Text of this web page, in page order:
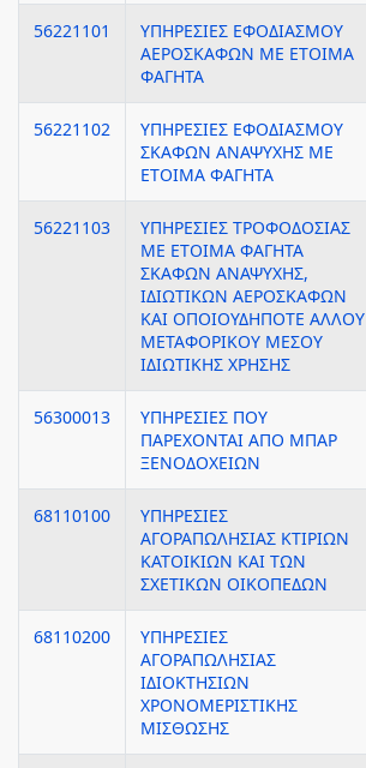
56221101
ΥΠΗΡΕΣΙΕΣ ΕΦΟΔΙΑΣΜΟΥ
ΑΕΡΟΣΚΑΦΩΝ ΜΕ ΕΤΟΙΜΑ
ΦΑΓΗΤΑ
56221102
ΥΠΗΡΕΣΙΕΣ ΕΦΟΔΙΑΣΜΟΥ
ΣΚΑΦΩΝ ΑΝΑΨΥΧΗΣ ΜΕ
ΕΤΟΙΜΑ ΦΑΓΗΤΑ
56221103
ΥΠΗΡΕΣΙΕΣ ΤΡΟΦΟΔΟΣΙΑΣ
ΜΕ ΕΤΟΙΜΑ ΦΑΓΗΤΑ
ΣΚΑΦΩΝ ΑΝΑΨΥΧΗΣ,
ΙΔΙΩΤΙΚΩΝ ΑΕΡΟΣΚΑΦΩΝ
ΚΑΙ ΟΠΟΙΟΥΔΗΠΟΤΕ ΑΛΛΟΥ
ΜΕΤΑΦΟΡΙΚΟΥ ΜΕΣΟΥ
ΙΔΙΩΤΙΚΗΣ ΧΡΗΣΗΣ
56300013
ΥΠΗΡΕΣΙΕΣ ΠΟΥ
ΠΑΡΕΧΟΝΤΑΙ ΑΠΟ ΜΠΑΡ
ΞΕΝΟΔΟΧΕΙΩΝ
68110100
ΥΠΗΡΕΣΙΕΣ
ΑΓΟΡΑΠΩΛΗΣΙΑΣ ΚΤΙΡΙΩΝ
ΚΑΤΟΙΚΙΩΝ ΚΑΙ ΤΩΝ
ΣΧΕΤΙΚΩΝ ΟΙΚΟΠΕΔΩΝ
68110200
ΥΠΗΡΕΣΙΕΣ
ΑΓΟΡΑΠΩΛΗΣΙΑΣ
ΙΔΙΟΚΤΗΣΙΩΝ
ΧΡΟΝΟΜΕΡΙΣΤΙΚΗΣ
ΜΙΣΘΩΣΗΣ